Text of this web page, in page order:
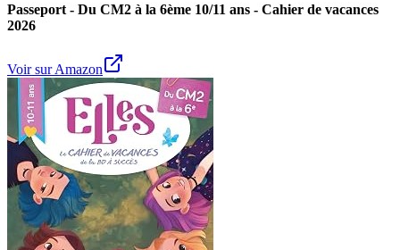
Passeport - Du CM2 à la 6ème 10/11 ans - Cahier de vacances
2026
Voir sur Amazon